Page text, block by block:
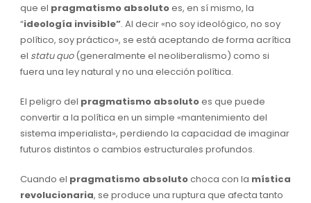
que el pragmatismo absolutoes, en sí mismo, la
“ideología invisible”. Al decir «no soy ideológico, no soy
político, soy práctico», se está aceptando de forma acrítica
el statu quo(generalmente el neoliberalismo) como si
fuera una ley natural y no una elección política.
El peligro del pragmatismo absolutoes que puede
convertir a la política en un simple «mantenimiento del
sistema imperialista», perdiendo la capacidad de imaginar
futuros distintos o cambios estructurales profundos.
Cuando el pragmatismo absolutochoca con la mística
revolucionaria, se produce una ruptura que afecta tanto